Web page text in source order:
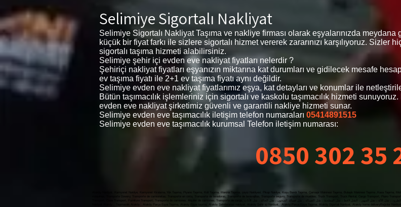
Selimiye Sigortalı Nakliyat
Selimiye Sigortalı Nakliyat Taşıma ve nakliye firması olarak eşyalarınızda
küçük bir fiyat farkı ile sizlere sigortalı hizmet vererek zararınızı karşılıyoruz. Sizler
sigortalı taşıma hizmeti alabilirsiniz.
Selimiye şehir içi evden eve nakliyat fiyatları nelerdir ?
Şehiriçi nakliyat fiyatları eşyanızın miktarına kat durumları ve gidilecek mesafe
ev taşıma fiyatı ile 2+1 ev taşıma fiyatı aynı değildir.
Selimiye evden eve nakliyat fiyatlarımız eşya, kat detayları ve konumlar ile
Bütün taşımacılık işlemleriniz için sigortalı ve kaskolu taşımacılık hizmeti
evden eve nakliyat şirketimiz güvenli ve garantili nakliye hizmeti sunar.
Selimiye evden eve taşımacılık iletişim telefon numaraları 05414891515
Selimiye evden eve taşımacılık kurumsal Telefon iletişim numarası:
0850 302 35
Ataköy Nakliyat, Kamyonet Nakliye, Kamyonet Kiralama, Yük Taşıma, Piyano Taşıma, Koli Taşıma, Makina Taşıma, çeyiz Nakliyesi, Pikap Nakliye, Koşu Bandı Taşıma, Çamaşır Makinesi Taşıma, Bulaşık Makinesi Taşıma ,Kasa
máquinas, Transporte Dowery, Transporte de camionetas, Transporte en cinta, Transporte de lavadoras, Transporte de lavavajillas, Transporte seguro, Transporte de muebles, Truck Transport, Truck Rental, Cargo Transport, Piano
Transport, Case Transport, Furniture Transport, Transporte de camiones, Alquiler de camiones, Transporte de carga, النقل بالشاحنات ، تأجير الشاحنات ، نقل البضائع ، نقل البيانو ، نقل الطرود ، نقل الآلة ، نقل المهور ، النقل لاقط ، نقل المطحنة ، نقل الغسالة ، نقل غسالة الصحون ، نقل الحالة ، نقل الأثاث, Ataköy Evden Eve nakliyat, Nakliyat Fiyatları Ataköy , Evden Eve
Nakliyat Ataköy , Taşımacılık Ataköy , Ataköy Parça Eşya Taşıma, Ataköy Eşya taşıma, Ataköy Şehirlerarası nakliyat, Ataköy Şehir içi Nakliyat, Ataköy Parça Eşya Taşıma, Ataköy Sigortalı Nakliyat, Ataköy home deliveryBağcılar